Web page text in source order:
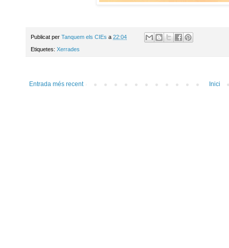
Publicat per Tanquem els CIEs a 22:04
Etiquetes: Xerrades
Entrada més recent Inici